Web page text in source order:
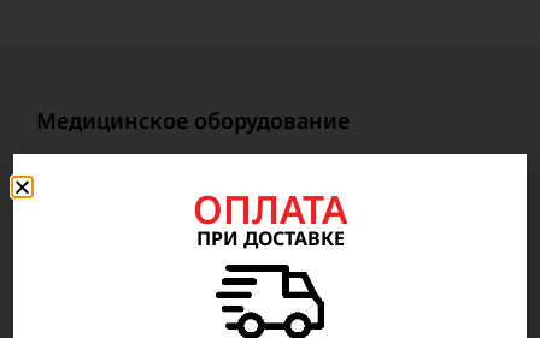
Медицинское оборудование
медицинская помощь
Внутрибольничное оборудование
Лабораторное оборудование и анализаторы
ОПЛАТА
ПРИ ДОСТАВКЕ